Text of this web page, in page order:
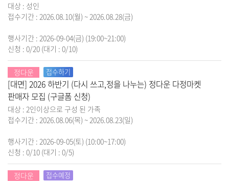
대상 : 성인
접수기간 : 2026.08.10(월) ~ 2026.08.28(금)
행사기간 : 2026-09-04(금) (19:00~21:00)
신청 : 0/20 (대기 : 0/10)
정다운
[대면] 2026 하반기 (다시 쓰고,정을 나누는) 정다운 다정마켓
판매자 모집 (구글폼 신청)
대상 : 2인이상으로 구성 된 가족
접수기간 : 2026.08.06(목) ~ 2026.08.23(일)
행사기간 : 2026-09-05(토) (10:00~17:00)
신청 : 0/10 (대기 : 0/5)
접수하기
정다운 접수예정